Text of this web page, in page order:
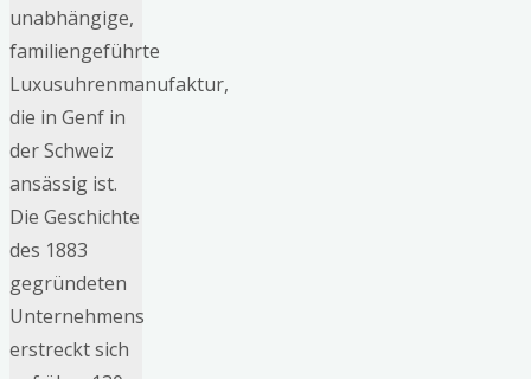
unabhängige,
familiengeführte
Luxusuhrenmanufaktur,
die in Genf in
der Schweiz
ansässig ist.
Die Geschichte
des 1883
gegründeten
Unternehmens
erstreckt sich